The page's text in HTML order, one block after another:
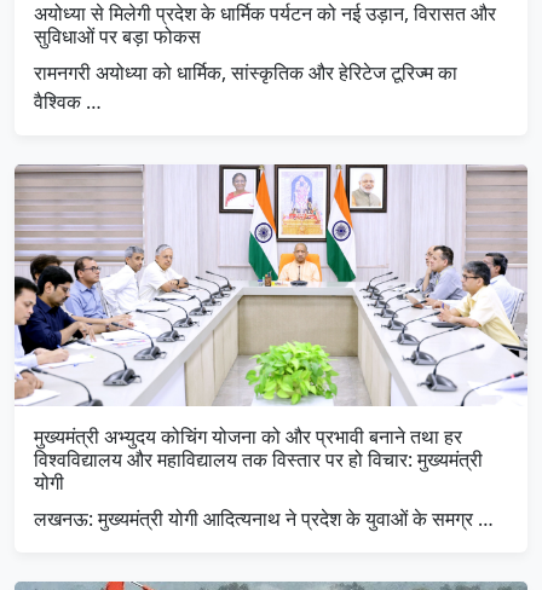
अयोध्या से मिलेगी प्रदेश के धार्मिक पर्यटन को नई उड़ान, विरासत और
सुविधाओं पर बड़ा फोकस
रामनगरी अयोध्या को धार्मिक, सांस्कृतिक और हेरिटेज टूरिज्म का
वैश्विक …
मुख्यमंत्री अभ्युदय कोचिंग योजना को और प्रभावी बनाने तथा हर
विश्वविद्यालय और महाविद्यालय तक विस्तार पर हो विचार: मुख्यमंत्री
योगी
लखनऊ: मुख्यमंत्री योगी आदित्यनाथ ने प्रदेश के युवाओं के समग्र …